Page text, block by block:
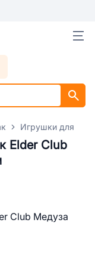
Игрушки для
Elder Club